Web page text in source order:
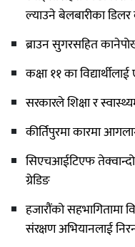
ल्याउने बेलबारीका डिलर
ब्राउन सुगरसहित
कक्षा ११ का
सरकारले शिक्षा र
कीर्तिपुरमा कारमा
सिएचआईटिएफ
ग्रेडिङ
हजारौंको सहभागितामा
संरक्षण अभियानलाई